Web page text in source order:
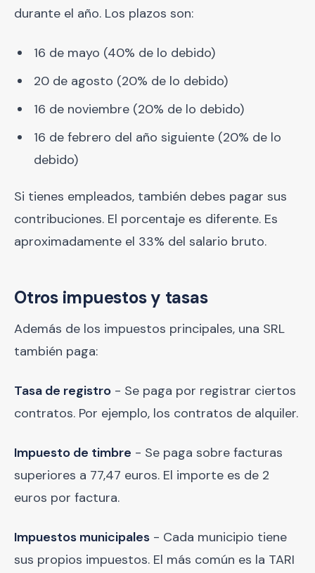
durante el año. Los plazos son:
16 de mayo (40% de lo debido)
20 de agosto (20% de lo debido)
16 de noviembre (20% de lo debido)
16 de febrero del año siguiente (20% de lo
debido)
Si tienes empleados, también debes pagar sus
contribuciones. El porcentaje es diferente. Es
aproximadamente el 33% del salario bruto.
Otros impuestos y tasas
Además de los impuestos principales, una SRL
también paga:
Tasa de registro - Se paga por registrar ciertos
contratos. Por ejemplo, los contratos de alquiler.
Impuesto de timbre - Se paga sobre facturas
superiores a 77,47 euros. El importe es de 2
euros por factura.
Impuestos municipales - Cada municipio tiene
sus propios impuestos. El más común es la TARI